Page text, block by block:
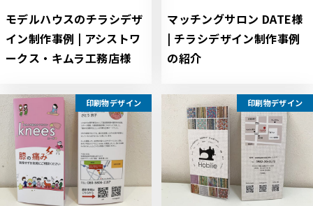
モデルハウスのチラシデザ
イン制作事例 | アシストワ
ークス・キムラ工務店様
マッチングサロン DATE様
| チラシデザイン制作事例
の紹介
印刷物デザイン 印刷物デザイン